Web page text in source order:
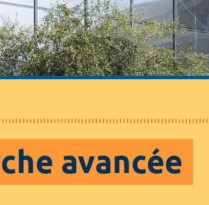
avancée